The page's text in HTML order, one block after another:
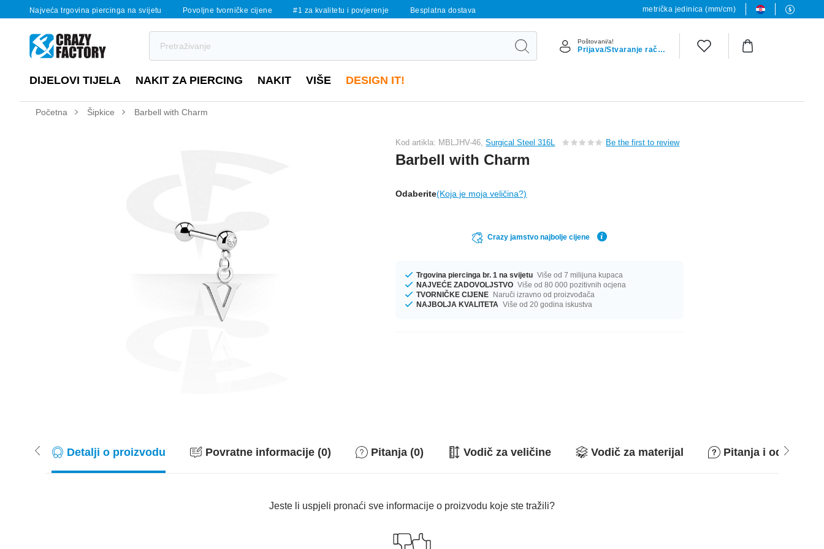
Najveća trgovina piercinga na svijetu Povoljne tvorničke cijene #1 za kvalitetu i povjerenje Besplatna dostava metrička jedinica (mm/cm)
Poštovani/a!
Prijava/Stvaranje računa
DIJELOVI TIJELA NAKIT ZA PIERCING NAKIT VIŠE DESIGN IT!
Početna Šipkice Barbell with Charm
Kod artikla: MBLJHV-46,Surgical Steel 316L Be the first to review
Barbell with Charm
Odaberite(Koja je moja veličina?)
Crazy jamstvo najbolje cijene
Trgovina piercinga br. 1 na svijetu Više od 7 milijuna kupaca
NAJVEĆE ZADOVOLJSTVO Više od 80 000 pozitivnih ocjena
TVORNIČKE CIJENE Naruči izravno od proizvođača
NAJBOLJA KVALITETA Više od 20 godina iskustva
Detalji o proizvodu Povratne informacije (0) Pitanja (0) Vodič za veličine Vodič za materijal Pitanja i odgovori
Jeste li uspjeli pronaći sve informacije o proizvodu koje ste tražili?